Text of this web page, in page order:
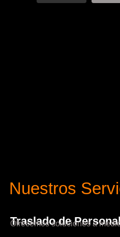
Nuestros
Traslado de
Ofrecemos soluciones a